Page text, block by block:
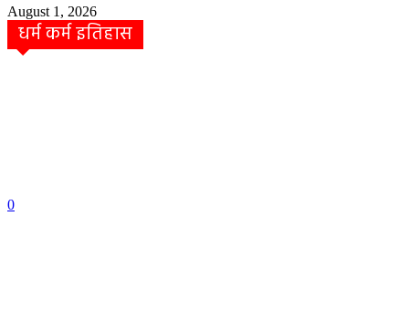
August 1, 2026
धर्म कर्म इतिहास
0